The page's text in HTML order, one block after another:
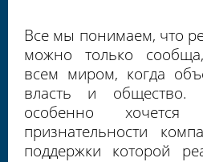
Все мы понимаем, что
можно только
всем миром, когда
власть и общество.
особенно хочется
признательности
поддержки которой